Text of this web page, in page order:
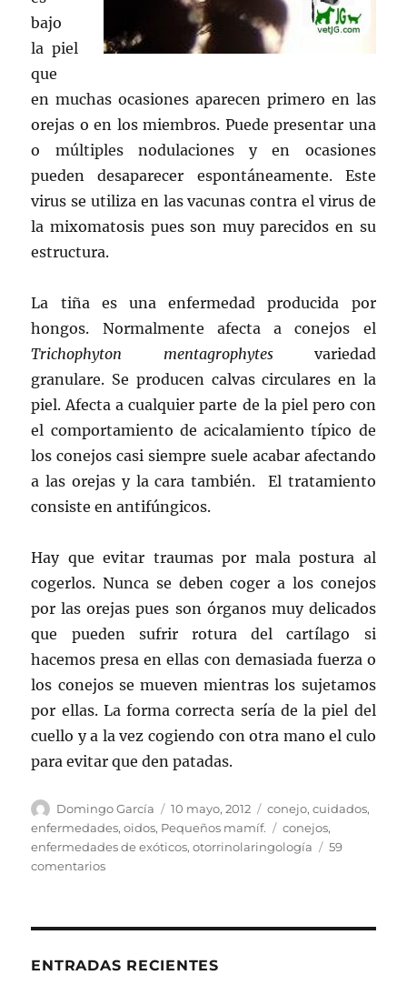
bajo
la piel
que
en muchas ocasiones aparecen primero en las
orejas o en los miembros. Puede presentar una
o múltiples nodulaciones y en ocasiones
pueden desaparecer espontáneamente. Este
virus se utiliza en las vacunas contra el virus de
la mixomatosis pues son muy parecidos en su
estructura.
La tiña es una enfermedad producida por
hongos. Normalmente afecta a conejos el
Trichophyton mentagrophytes variedad
granulare. Se producen calvas circulares en la
piel. Afecta a cualquier parte de la piel pero con
el comportamiento de acicalamiento típico de
los conejos casi siempre suele acabar afectando
a las orejas y la cara también. El tratamiento
consiste en antifúngicos.
Hay que evitar traumas por mala postura al
cogerlos. Nunca se deben coger a los conejos
por las orejas pues son órganos muy delicados
que pueden sufrir rotura del cartílago si
hacemos presa en ellas con demasiada fuerza o
los conejos se mueven mientras los sujetamos
por ellas. La forma correcta sería de la piel del
cuello y a la vez cogiendo con otra mano el culo
para evitar que den patadas.
Autor
Domingo García
Publicado
el
10 mayo, 2012 Categorías
conejo,cuidados,
enfermedades,oidos, Pequeños mamíf. Etiquetas
conejos,
enfermedades de exóticos,otorrinolaringología
59
comentariosen
de
ENTRADAS RECIENTES